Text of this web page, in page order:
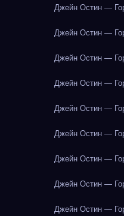
Джейн Остин —
Джейн Остин —
Джейн Остин —
Джейн Остин —
Джейн Остин —
Джейн Остин —
Джейн Остин —
Джейн Остин —
Джейн Остин —